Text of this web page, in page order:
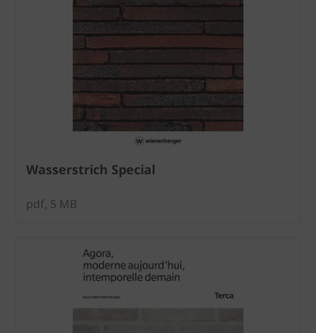
Wasserstrich Special
pdf, 5 MB